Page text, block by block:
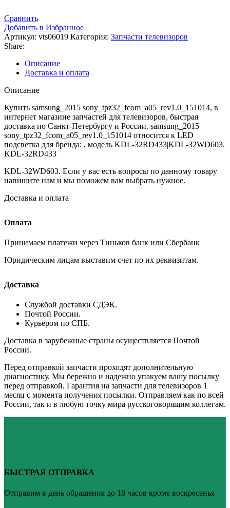
Сравнить
Добавить в Избранное
Артикул: vts06019 Категория: Запчасти телевизоров
Share:
Описание
Доставка и оплата
Описание
Купить samsung_2015 sony_tpz32_fcom_a05_rev1.0_151014, в
интернет магазине запчастей для телевизоров, быстрая
доставка по Санкт-Петербургу и России. samsung_2015
sony_tpz32_fcom_a05_rev1.0_151014 относится к LED
подсветка для бренда: , модель KDL-32RD433|KDL-32WD603.
KDL-32RD433
KDL-32WD603. Если у вас есть вопросы по данному товару
напишите нам и мы поможем вам выбрать нужное.
Доставка и оплата
Оплата
Принимаем платежи через Тиньков банк или Сбербанк
Юридическим лицам выставим счет по их реквизитам.
Доставка
Службой доставки СДЭК.
Почтой России.
Курьером по СПБ.
Доставка в зарубежные страны осуществляется Почтой
России.
Перед отправкой запчасти проходят дополнительную
диагностику. Мы бережно и надежно упакуем вашу посылку
перед отправкой. Гарантия на запчасти для телевизоров 1
месяц с момента получения посылки. Отправляем как по всей
России, так и в любую точку мира русскоговорящим коллегам.
БЫСТРАЯ ОТПРАВКА
Отправим в день обращения до 18 часов кроме воскресенья